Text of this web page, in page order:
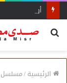
أول منصة
بحث
الرئيسية/مسلسل